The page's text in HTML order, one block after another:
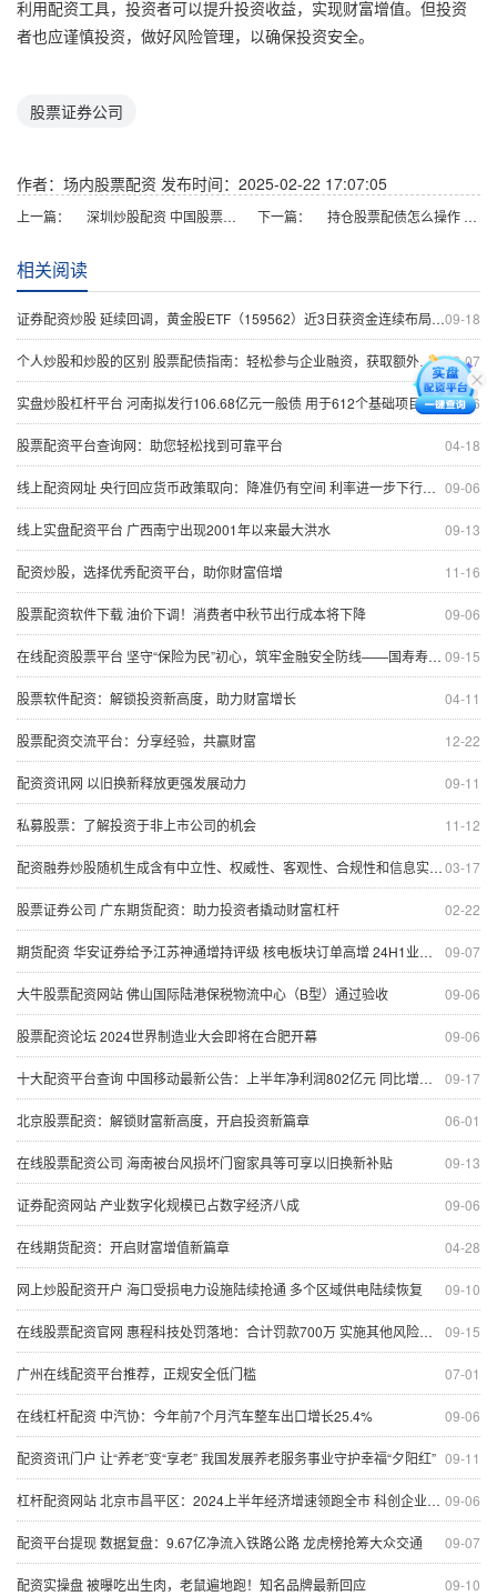
利用配资工具，投资者可以提升投资收益，实现财富增值。但投资
者也应谨慎投资，做好风险管理，以确保投资安全。
股票证券公司
作者：场内股票配资 发布时间：2025-02-22 17:07:05
上一篇： 深圳炒股配资 中国股票配资网上：安全可靠的配资平台 下一篇： 持仓股票配债怎么操作 网络配资炒股：轻松撬动资金，掘金股市
相关阅读
09-18
证券配资炒股 延续回调，黄金股ETF（159562）近3日获资金连续布局，盘中持续溢价
02-07
个人炒股和炒股的区别 股票配债指南：轻松参与企业融资，获取额外收益
09-06
实盘炒股杠杆平台 河南拟发行106.68亿元一般债 用于612个基础项目建设等（附项目清单）
04-18
股票配资平台查询网：助您轻松找到可靠平台
09-06
线上配资网址 央行回应货币政策取向：降准仍有空间 利率进一步下行面临一定约束
09-13
线上实盘配资平台 广西南宁出现2001年以来最大洪水
11-16
配资炒股，选择优秀配资平台，助你财富倍增
09-06
股票配资软件下载 油价下调！消费者中秋节出行成本将下降
09-15
在线配资股票平台 坚守“保险为民”初心，筑牢金融安全防线——国寿寿险“金融教育宣传月”活动火热开展中
04-11
股票软件配资：解锁投资新高度，助力财富增长
12-22
股票配资交流平台：分享经验，共赢财富
09-11
配资资讯网 以旧换新释放更强发展动力
11-12
私募股票：了解投资于非上市公司的机会
03-17
配资融券炒股随机生成含有中立性、权威性、客观性、合规性和信息实用性适合网站发布不超30字的标题
02-22
股票证券公司 广东期货配资：助力投资者撬动财富杠杆
09-07
期货配资 华安证券给予江苏神通增持评级 核电板块订单高增 24H1业绩稳步增长
09-06
大牛股票配资网站 佛山国际陆港保税物流中心（B型）通过验收
09-06
股票配资论坛 2024世界制造业大会即将在合肥开幕
09-17
十大配资平台查询 中国移动最新公告：上半年净利润802亿元 同比增长5.3%
06-01
北京股票配资：解锁财富新高度，开启投资新篇章
09-13
在线股票配资公司 海南被台风损坏门窗家具等可享以旧换新补贴
09-06
证券配资网站 产业数字化规模已占数字经济八成
04-28
在线期货配资：开启财富增值新篇章
09-10
网上炒股配资开户 海口受损电力设施陆续抢通 多个区域供电陆续恢复
09-15
在线股票配资官网 惠程科技处罚落地：合计罚款700万 实施其他风险警示
07-01
广州在线配资平台推荐，正规安全低门槛
09-06
在线杠杆配资 中汽协：今年前7个月汽车整车出口增长25.4%
09-11
配资资讯门户 让“养老”变“享老” 我国发展养老服务事业守护幸福“夕阳红”
09-06
杠杆配资网站 北京市昌平区：2024上半年经济增速领跑全市 科创企业集聚 养老服务全面提升
09-07
配资平台提现 数据复盘：9.67亿净流入铁路公路 龙虎榜抢筹大众交通
09-10
配资实操盘 被曝吃出生肉，老鼠遍地跑！知名品牌最新回应